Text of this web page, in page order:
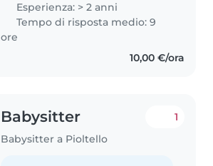
Esperienza: > 2 anni
Tempo di risposta medio: 9
ore
10,00 €/ora
Babysitter
Babysitter a Pioltello
1